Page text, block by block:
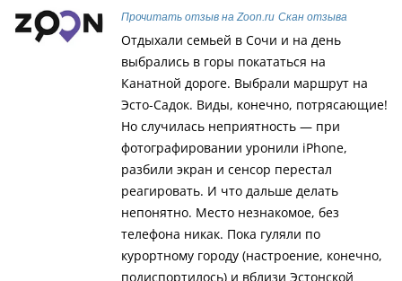
Прочитать отзыв на Zoon.ru Скан отзыва
Отдыхали семьей в Сочи и на день
выбрались в горы покататься на
Канатной дороге. Выбрали маршрут на
Эсто-Садок. Виды, конечно, потрясающие!
Но случилась неприятность — при
фотографировании уронили iPhone,
разбили экран и сенсор перестал
реагировать. И что дальше делать
непонятно. Место незнакомое, без
телефона никак. Пока гуляли по
курортному городу (настроение, конечно,
подиспортилось) и вблизи Эстонской